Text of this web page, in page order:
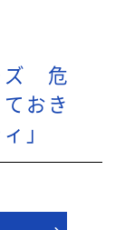
ズ 危
おき
」